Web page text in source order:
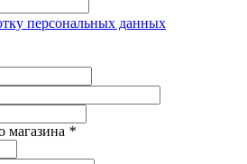
персональных данных
магазина *